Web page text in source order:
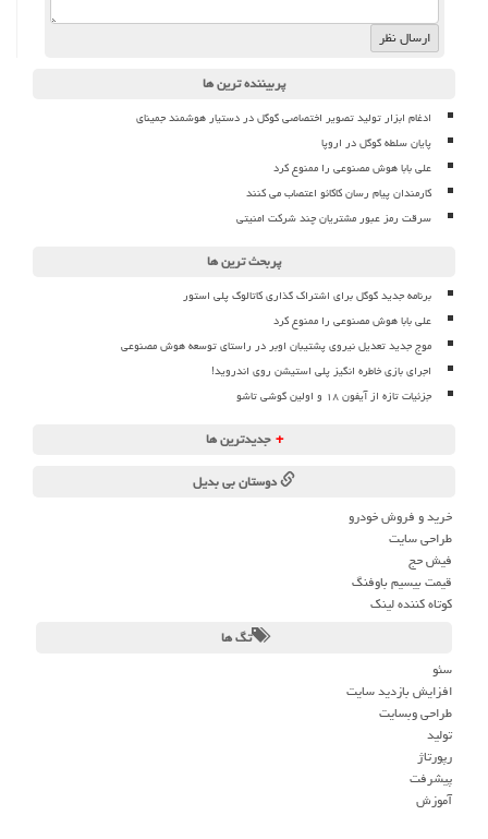
پربیننده ترین ها
ادغام ابزار تولید تصویر اختصاصی گوگل در دستیار هوشمند جمینای
پایان سلطه گوگل در اروپا
علی بابا هوش مصنوعی را ممنوع کرد
کارمندان پیام رسان کاکائو اعتصاب می کنند
سرقت رمز عبور مشتریان چند شرکت امنیتی
پربحث ترین ها
برنامه جدید گوگل برای اشتراک گذاری کاتالوگ پلی استور
علی بابا هوش مصنوعی را ممنوع کرد
موج جدید تعدیل نیروی پشتیبان اوبر در راستای توسعه هوش مصنوعی
اجرای بازی خاطره انگیز پلی استیشن روی اندروید!
جزئیات تازه از آیفون ۱۸ و اولین گوشی تاشو
+ جدیدترین ها
دوستان بی بدیل
خرید و فروش خودرو
طراحی سایت
فیش حج
قیمت بیسیم باوفنگ
کوتاه کننده لینک
تگ ها
سئو
افزایش بازدید سایت
طراحی وبسایت
تولید
رپورتاژ
پیشرفت
آموزش